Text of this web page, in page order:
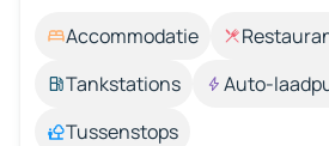
Accommodatie
Tankstations
Auto-
Tussenstops